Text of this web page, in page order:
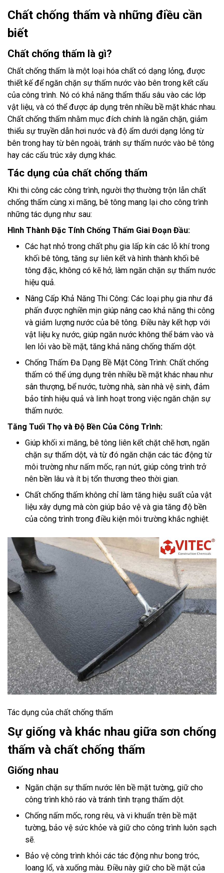
Chất chống thấm và những điều cần
biết
Chất chống thấm là gì?
Chất chống thấm là một loại hóa chất có dạng lỏng, được
thiết kế để ngăn chặn sự thấm nước vào bên trong kết cấu
của công trình. Nó có khả năng thẩm thấu sâu vào các lớp
vật liệu, và có thể được áp dụng trên nhiều bề mặt khác nhau.
Chất chống thấm nhằm mục đích chính là ngăn chặn, giảm
thiểu sự truyền dẫn hơi nước và độ ẩm dưới dạng lỏng từ
bên trong hay từ bên ngoài, tránh sự thấm nước vào bê tông
hay các cấu trúc xây dựng khác.
Tác dụng của chất chống thấm
Khi thi công các công trình, người thợ thường trộn lẫn chất
chống thấm cùng xi măng, bê tông mang lại cho công trình
những tác dụng như sau:
Hình Thành Đặc Tính Chống Thấm Giai Đoạn Đầu:
Các hạt nhỏ trong chất phụ gia lấp kín các lỗ khí trong
khối bê tông, tăng sự liên kết và hình thành khối bê
tông đặc, không có kẽ hở, làm ngăn chặn sự thấm nước
hiệu quả.
Nâng Cấp Khả Năng Thi Công: Các loại phụ gia như đá
phấn được nghiền mịn giúp nâng cao khả năng thi công
và giảm lượng nước của bê tông. Điều này kết hợp với
vật liệu kỵ nước, giúp ngăn nước không thể bám vào và
len lỏi vào bề mặt, tăng khả năng chống thấm dột.
Chống Thấm Đa Dạng Bề Mặt Công Trình: Chất chống
thấm có thể ứng dụng trên nhiều bề mặt khác nhau như
sân thượng, bể nước, tường nhà, sàn nhà vệ sinh, đảm
bảo tính hiệu quả và linh hoạt trong việc ngăn chặn sự
thấm nước.
Tăng Tuổi Thọ và Độ Bền Của Công Trình:
Giúp khối xi măng, bê tông liên kết chặt chẽ hơn, ngăn
chặn sự thấm dột, và từ đó ngăn chặn các tác động từ
môi trường như nấm mốc, rạn nứt, giúp công trình trở
nên bền lâu và ít bị tổn thương theo thời gian.
Chất chống thấm không chỉ làm tăng hiệu suất của vật
liệu xây dựng mà còn giúp bảo vệ và gia tăng độ bền
của công trình trong điều kiện môi trường khắc nghiệt.
Tác dụng của chất chống thấm
Sự giống và khác nhau giữa sơn chống
thấm và chất chống thấm
Giống nhau
Ngăn chặn sự thấm nước lên bề mặt tường, giữ cho
công trình khô ráo và tránh tình trạng thấm dột.
Chống nấm mốc, rong rêu, và vi khuẩn trên bề mặt
tường, bảo vệ sức khỏe và giữ cho công trình luôn sạch
sẽ.
Bảo vệ công trình khỏi các tác động như bong tróc,
loang lổ, và xuống màu. Điều này giữ cho bề mặt của